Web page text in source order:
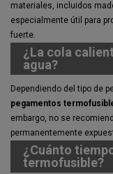
materiales, incluidos
especialmente útil para
fuerte.
¿La cola
agua?
Dependiendo del tipo de
pegamentos
embargo, no se
permanentemente
¿Cuánto
termofusible?